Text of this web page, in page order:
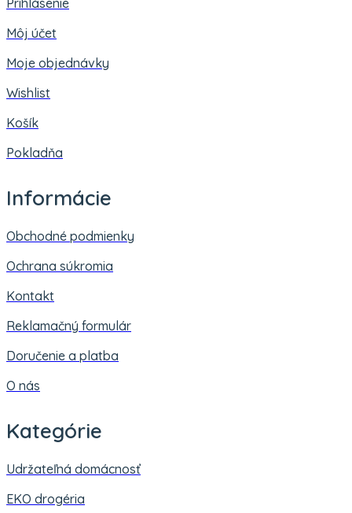
Môj účet
Moje objednávky
Wishlist
Košík
Pokladňa
Informácie
Obchodné podmienky
Ochrana súkromia
Kontakt
Reklamačný formulár
Doručenie a platba
O nás
Kategórie
Udržateľná domácnosť
EKO drogéria